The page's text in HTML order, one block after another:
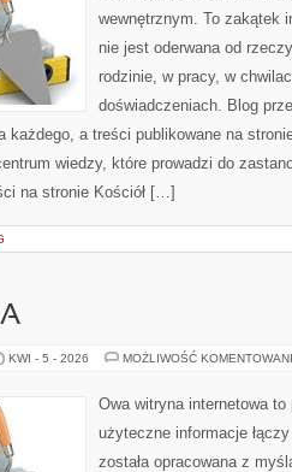
wewnętrznym. To zakątek
nie jest oderwana od
rodzinie, w pracy, w
doświadczeniach. Blog
każdego, a treści publikowane na
wiedzy, które prowadzi do
na stronie Kościół […]
KWI - 5 - 2026 MOŻLIWOŚĆ
Owa witryna internetowa
użyteczne informacje
została opracowana z